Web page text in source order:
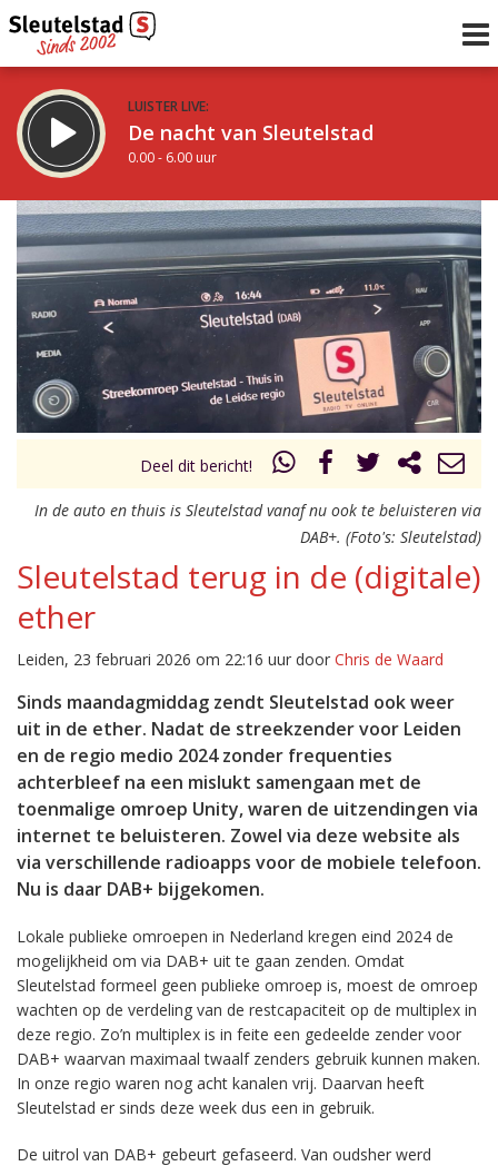
LUISTER LIVE:
De nacht van Sleutelstad
0.00 - 6.00 uur
STRAKS:
De ochtend van Sleutelstad
6.00 - 12.00 uur
Vorig uur
uur 1 van 0 Volgend uur
Deel dit bericht!
In de auto en thuis is Sleutelstad vanaf nu ook te beluisteren via
DAB+. (Foto's: Sleutelstad)
Sleutelstad terug in de (digitale)
ether
Leiden, 23 februari 2026 om 22:16 uur door Chris de Waard
Sinds maandagmiddag zendt Sleutelstad ook weer
uit in de ether. Nadat de streekzender voor Leiden
en de regio medio 2024 zonder frequenties
achterbleef na een mislukt samengaan met de
toenmalige omroep Unity, waren de uitzendingen via
internet te beluisteren. Zowel via deze website als
via verschillende radioapps voor de mobiele telefoon.
Nu is daar DAB+ bijgekomen.
Lokale publieke omroepen in Nederland kregen eind 2024 de
mogelijkheid om via DAB+ uit te gaan zenden. Omdat
Sleutelstad formeel geen publieke omroep is, moest de omroep
wachten op de verdeling van de restcapaciteit op de multiplex in
deze regio. Zo’n multiplex is in feite een gedeelde zender voor
DAB+ waarvan maximaal twaalf zenders gebruik kunnen maken.
In onze regio waren nog acht kanalen vrij. Daarvan heeft
Sleutelstad er sinds deze week dus een in gebruik.
De uitrol van DAB+ gebeurt gefaseerd. Van oudsher werd